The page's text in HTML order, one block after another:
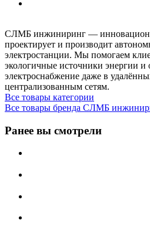
СЛМБ инжиниринг —
проектирует и производит
электростанции. Мы помогаем
экологичные источники энергии и
электроснабжение даже в
централизованным сетям.
Все товары категории
Все товары бренда СЛМБ
Ранее вы смотрели